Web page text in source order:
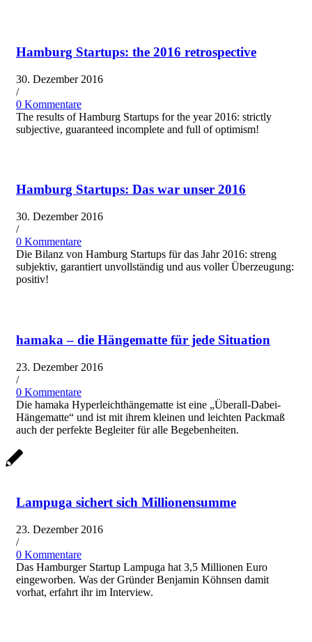
Hamburg Startups: the 2016 retrospective
30. Dezember 2016
/
0 Kommentare
The results of Hamburg Startups for the year 2016: strictly
subjective, guaranteed incomplete and full of optimism!
Hamburg Startups: Das war unser 2016
30. Dezember 2016
/
0 Kommentare
Die Bilanz von Hamburg Startups für das Jahr 2016: streng
subjektiv, garantiert unvollständig und aus voller Überzeugung:
positiv!
hamaka – die Hängematte für jede Situation
23. Dezember 2016
/
0 Kommentare
Die hamaka Hyperleichthängematte ist eine „Überall-Dabei-
Hängematte“ und ist mit ihrem kleinen und leichten Packmaß
auch der perfekte Begleiter für alle Begebenheiten.
Lampuga sichert sich Millionensumme
23. Dezember 2016
/
0 Kommentare
Das Hamburger Startup Lampuga hat 3,5 Millionen Euro
eingeworben. Was der Gründer Benjamin Köhnsen damit
vorhat, erfahrt ihr im Interview.